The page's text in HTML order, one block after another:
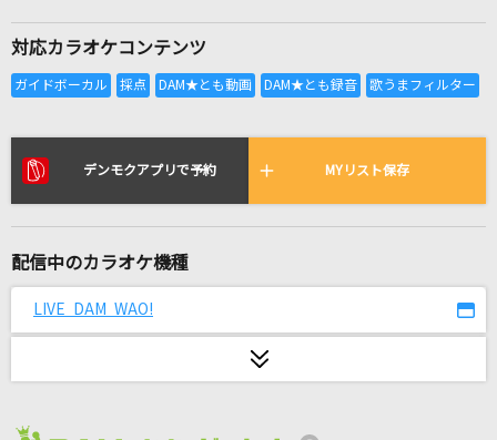
lulu.
[生音]タッチ
[生音]サウダージ
[生音]地上の星
対応カラオケコンテンツ
デンモクアプリで予約 MYリスト保存
配信中のカラオケ機種
LIVE DAM WAO!